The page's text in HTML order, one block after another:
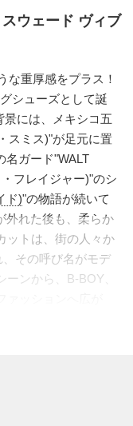
ウェード ヴィブ
な重厚感をプラス！
シューズとして誕
景には、メキシコ五
スミス)"が足元に置
名ガード"WALT
フレイジャー)"のシ
ド)"の物語が続いて
外れた後も、柔らか
ットは、街の人々か
その呼び名がモデ
ンから、B-BOY、
ヴィブラム)"製ラ